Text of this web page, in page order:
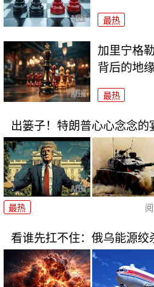
最热
加里宁格
背后的地
最热
出篓子！特朗普心心念念
最热
看谁先扛不住：俄乌能源绞